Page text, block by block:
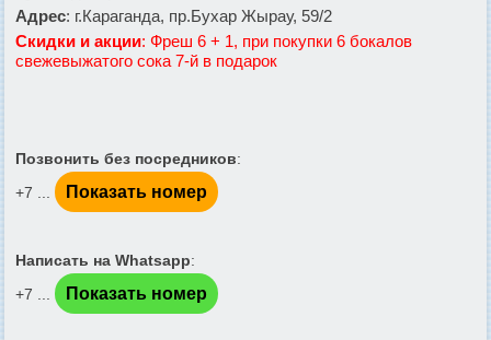
Адрес: г.Караганда, пр.Бухар Жырау, 59/2
Скидки и акции: Фреш 6 + 1, при покупки 6 бокалов
свежевыжатого сока 7-й в подарок
Позвонить без посредников:
+7 ...
Показать номер
Написать на Whatsapp:
+7 ...
Показать номер